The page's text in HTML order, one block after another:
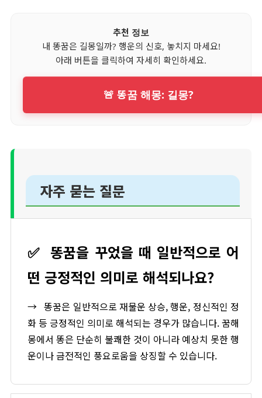
추천 정보
내 똥꿈은 길몽일까? 행운의 신호, 놓치지 마세요!
아래 버튼을 클릭하여 자세히 확인하세요.
🚨 똥꿈 해몽: 길몽?
자주 묻는 질문
✅ 똥꿈을 꾸었을 때 일반적으로 어
떤 긍정적인 의미로 해석되나요?
→ 똥꿈은 일반적으로 재물운 상승, 행운, 정신적인 정
화 등 긍정적인 의미로 해석되는 경우가 많습니다. 꿈해
몽에서 똥은 단순히 불쾌한 것이 아니라 예상치 못한 행
운이나 금전적인 풍요로움을 상징할 수 있습니다.